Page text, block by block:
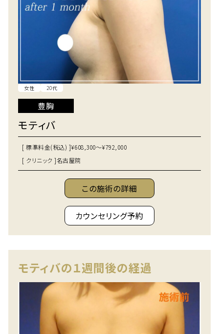
女性 20代
豊胸
モティバ
[ 標準料金(税込) ]¥608,300～¥792,000
[ クリニック ]名古屋院
この施術の詳細
カウンセリング予約
モティバの１週間後の経過